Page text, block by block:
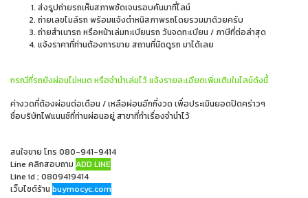
ส่งรูปถ่ายรถเห็นสภาพชัดเจนรอบคันมาที่ไลน์
ถ่ายเลขไมล์รถ พร้อมแจ้งตำหนิสภาพรถโดยรวมมาด้วยครับ
ถ่ายสำเนารถ หรือหน้าเล่มทะเบียนรถ วันจดทะเบียน / ภาษีที่ต่อล่าสุด
แจ้งราคาที่ท่านต้องการขาย สถานที่นัดดูรถ มาได้เลย
กรณีที่รถยังผ่อนไม่หมด หรือจำนำเล่มไว้ แจ้งรายละเอียดเพิ่มเติมในไลน์ดังนี้
ค่างวดที่ต้องผ่อนต่อเดือน / เหลือผ่อนอีกกี่งวด เพื่อประเมินยอดปิดคร่าวๆ
ชื่อบริษัทไฟแนนซ์ที่ท่านผ่อนอยู่ สาขาที่ทำเรื่องจำนำไว้
สนใจขาย โทร 080-941-9414
Line คลิกสอบถาม ADD LINE
Line id ; 0809419414
เว็บไซต์ร้าน buymocyc.com